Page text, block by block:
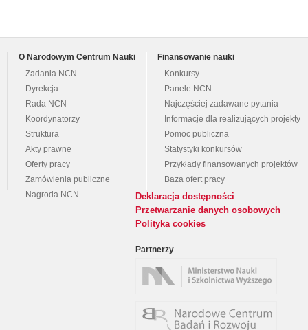
O Narodowym Centrum Nauki
Zadania NCN
Dyrekcja
Rada NCN
Koordynatorzy
Struktura
Akty prawne
Oferty pracy
Zamówienia publiczne
Nagroda NCN
Finansowanie nauki
Konkursy
Panele NCN
Najczęściej zadawane pytania
Informacje dla realizujących projekty
Pomoc publiczna
Statystyki konkursów
Przykłady finansowanych projektów
Baza ofert pracy
Deklaracja dostępności
Przetwarzanie danych osobowych
Polityka cookies
Partnerzy